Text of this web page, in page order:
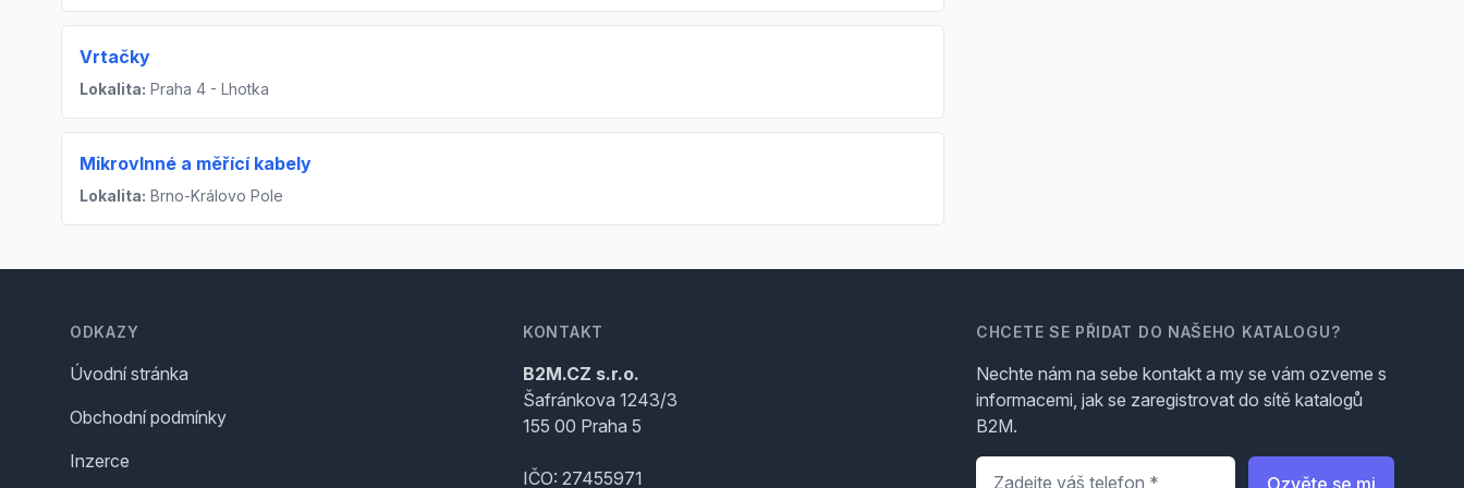
Vrtačky
Lokalita: Praha 4 - Lhotka
Mikrovlnné a měřící kabely
Lokalita: Brno-Královo Pole
ODKAZY
Úvodní stránka
Obchodní podmínky
Inzerce
KONTAKT
B2M.CZ s.r.o.
Šafránkova 1243/3
155 00 Praha 5
IČO: 27455971
CHCETE SE PŘIDAT DO NAŠEHO KATALOGU?
Nechte nám na sebe kontakt a my se vám ozveme s
informacemi, jak se zaregistrovat do sítě katalogů
B2M.
Telefon
Ozvěte se mi